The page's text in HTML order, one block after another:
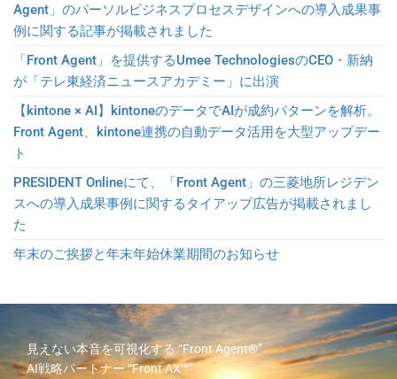
Agent」のパーソルビジネスプロセスデザインへの導入成果事
例に関する記事が掲載されました
「Front Agent」を提供するUmee TechnologiesのCEO・新納
が「テレ東経済ニュースアカデミー」に出演
【kintone × AI】kintoneのデータでAIが成約パターンを解析。
Front Agent、kintone連携の自動データ活用を大型アップデー
ト
PRESIDENT Onlineにて、「Front Agent」の三菱地所レジデン
スへの導入成果事例に関するタイアップ広告が掲載されまし
た
年末のご挨拶と年末年始休業期間のお知らせ
見えない本音を可視化する“Front Agent®”
AI戦略パートナー“Front AX™”